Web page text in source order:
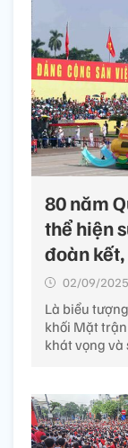
80 năm
thể hiện
đoàn
02/09/2025
Là biểu
khối Mặt
khát vọng